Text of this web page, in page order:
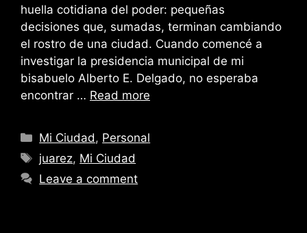
huella cotidiana del poder: pequeñas
decisiones que, sumadas, terminan cambiando
el rostro de una ciudad. Cuando comencé a
investigar la presidencia municipal de mi
bisabuelo Alberto E. Delgado, no esperaba
encontrar … Read more
Categories
Mi Ciudad, Personal
Tags
juarez, Mi Ciudad
Leave a comment